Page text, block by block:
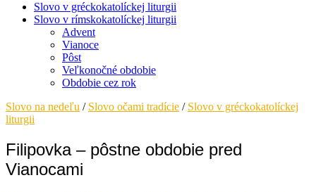
Slovo v gréckokatolíckej liturgii
Slovo v rímskokatolíckej liturgii
Advent
Vianoce
Pôst
Veľkonočné obdobie
Obdobie cez rok
Slovo na nedeľu / Slovo očami tradície / Slovo v gréckokatolíckej
liturgii
Filipovka – pôstne obdobie pred
Vianocami